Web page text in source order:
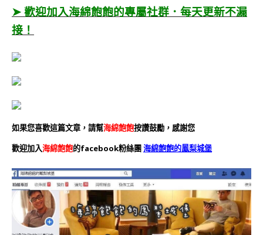
➤ 歡迎加入海綿飽飽的專屬社群．每天更新不漏
接！
如果您喜歡這篇文章，請幫海綿飽飽按讚鼓勵，感謝您
歡迎加入海綿飽飽的facebook粉絲團海綿飽飽的鳳梨城堡